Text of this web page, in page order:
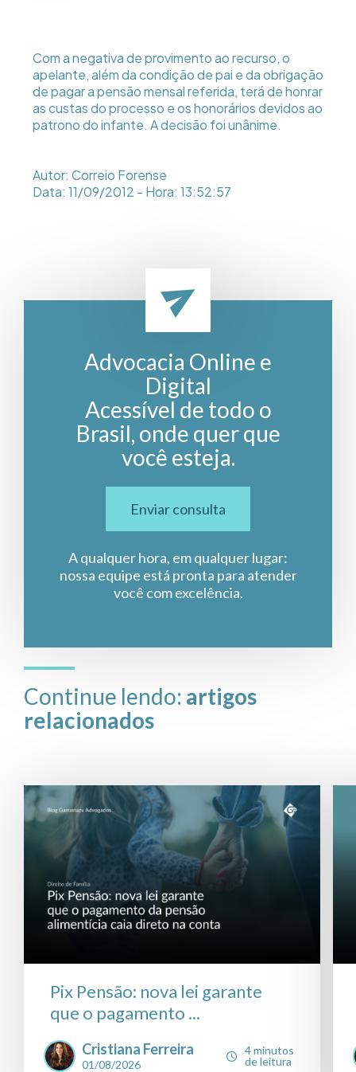
Com a negativa de provimento ao recurso, o
apelante, além da condição de pai e da obrigação
de pagar a pensão mensal referida, terá de honrar
as custas do processo e os honorários devidos ao
patrono do infante. A decisão foi unânime.
Autor: Correio Forense
Data: 11/09/2012 - Hora: 13:52:57
Advocacia Online e
Digital
Acessível de todo o
Brasil, onde quer que
você esteja.
Enviar consulta
A qualquer hora, em qualquer lugar:
nossa equipe está pronta para atender
você com excelência.
Continue lendo: artigos
relacionados
Pix Pensão: nova lei garante
que o pagamento ...
Cristiana Ferreira
01/08/2026
4 minutos
de leitura